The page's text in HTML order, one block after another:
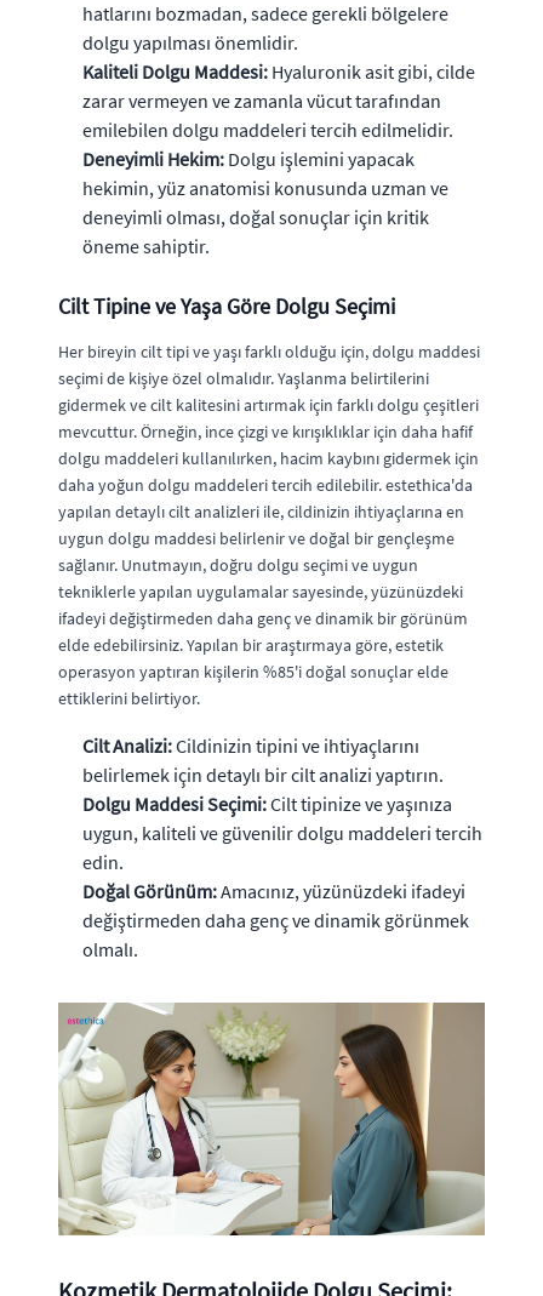
hatlarını bozmadan, sadece gerekli bölgelere
dolgu yapılması önemlidir.
Kaliteli Dolgu Maddesi: Hyaluronik asit gibi, cilde
zarar vermeyen ve zamanla vücut tarafından
emilebilen dolgu maddeleri tercih edilmelidir.
Deneyimli Hekim: Dolgu işlemini yapacak
hekimin, yüz anatomisi konusunda uzman ve
deneyimli olması, doğal sonuçlar için kritik
öneme sahiptir.
Cilt Tipine ve Yaşa Göre Dolgu Seçimi
Her bireyin cilt tipi ve yaşı farklı olduğu için, dolgu maddesi
seçimi de kişiye özel olmalıdır. Yaşlanma belirtilerini
gidermek ve cilt kalitesini artırmak için farklı dolgu çeşitleri
mevcuttur. Örneğin, ince çizgi ve kırışıklıklar için daha hafif
dolgu maddeleri kullanılırken, hacim kaybını gidermek için
daha yoğun dolgu maddeleri tercih edilebilir. estethica'da
yapılan detaylı cilt analizleri ile, cildinizin ihtiyaçlarına en
uygun dolgu maddesi belirlenir ve doğal bir gençleşme
sağlanır. Unutmayın, doğru dolgu seçimi ve uygun
tekniklerle yapılan uygulamalar sayesinde, yüzünüzdeki
ifadeyi değiştirmeden daha genç ve dinamik bir görünüm
elde edebilirsiniz. Yapılan bir araştırmaya göre, estetik
operasyon yaptıran kişilerin %85'i doğal sonuçlar elde
ettiklerini belirtiyor.
Cilt Analizi:Cildinizin tipini ve ihtiyaçlarını
belirlemek için detaylı bir cilt analizi yaptırın.
Dolgu Maddesi Seçimi:Cilt tipinize ve yaşınıza
uygun, kaliteli ve güvenilir dolgu maddeleri tercih
edin.
Doğal Görünüm:Amacınız, yüzünüzdeki ifadeyi
değiştirmeden daha genç ve dinamik görünmek
olmalı.